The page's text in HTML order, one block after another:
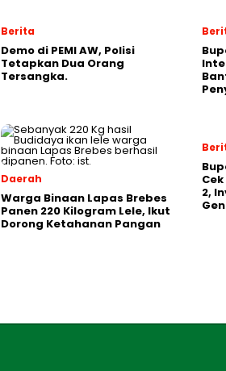
Berita
Demo di PEMI AW, Polisi
Tetapkan Dua Orang
Tersangka.
Daerah
Warga Binaan Lapas Brebes
Panen 220 Kilogram Lele, Ikut
Dorong Ketahanan Pangan
2,